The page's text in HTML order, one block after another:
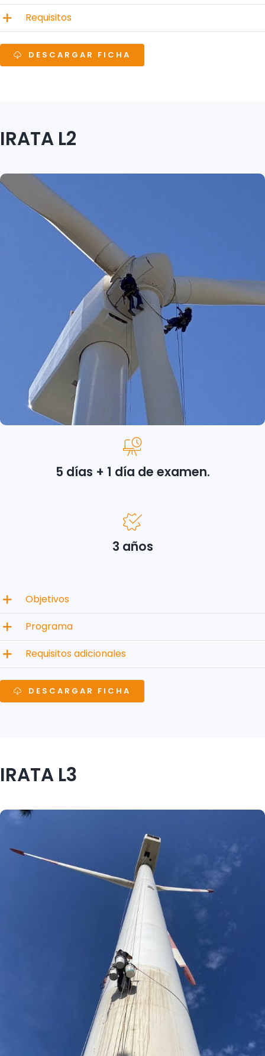
Requisitos
DESCARGAR FICHA
IRATA L2
5 días + 1 día de examen.
3 años
Objetivos
Programa
Requisitos adicionales
DESCARGAR FICHA
IRATA L3